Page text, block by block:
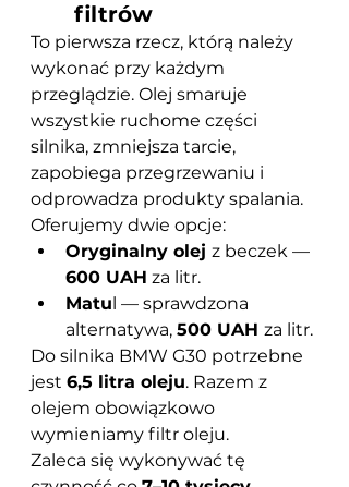
filtrów
To pierwsza rzecz, którą należy
wykonać przy każdym
przeglądzie. Olej smaruje
wszystkie ruchome części
silnika, zmniejsza tarcie,
zapobiega przegrzewaniu i
odprowadza produkty spalania.
Oferujemy dwie opcje:
Oryginalny olej z beczek —
600 UAH za litr.
Matul — sprawdzona
alternatywa, 500 UAH za litr.
Do silnika BMW G30 potrzebne
jest 6,5 litra oleju. Razem z
olejem obowiązkowo
wymieniamy filtr oleju.
Zaleca się wykonywać tę